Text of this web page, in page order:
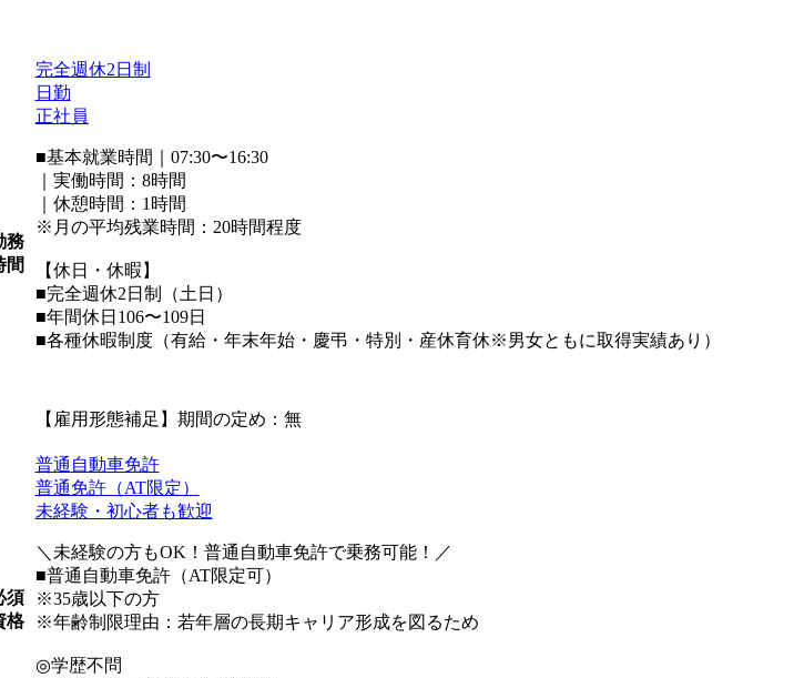
務
間
完全週休2日制
日勤
正社員
■基本就業時間｜07:30〜16:30
｜実働時間：8時間
｜休憩時間：1時間
※月の平均残業時間：20時間程度
【休日・休暇】
■完全週休2日制（土日）
■年間休日106〜109日
■各種休暇制度（有給・年末年始・慶弔・特別・産休育休※男女ともに取得実績あり）
【雇用形態補足】期間の定め：無
須
格
普通自動車免許
普通免許（AT限定）
未経験・初心者も歓迎
＼未経験の方もOK！普通自動車免許で乗務可能！／
■普通自動車免許（AT限定可）
※35歳以下の方
※年齢制限理由：若年層の長期キャリア形成を図るため
◎学歴不問